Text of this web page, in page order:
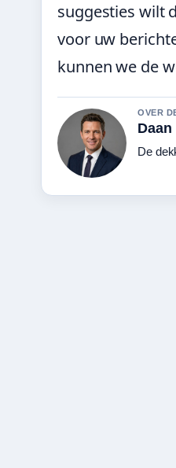
suggesties wilt
voor uw
kunnen we de
OVER
De